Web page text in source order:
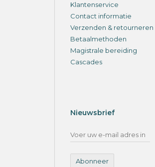
Klantenservice
Contact informatie
Verzenden & retourneren
Betaalmethoden
Magistrale bereiding
Cascades
Nieuwsbrief
Abonneer